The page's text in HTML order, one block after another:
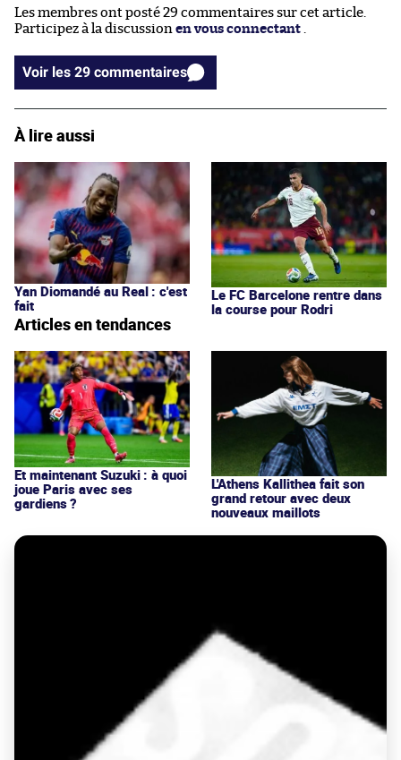
Les membres ont posté 29 commentaires sur cet article.
Participez à la discussion en vous connectant .
Voir les 29 commentaires
À lire aussi
Yan Diomandé au Real : c'est
fait
Le FC Barcelone rentre dans
la course pour Rodri
Articles en tendances
Et maintenant Suzuki : à quoi
joue Paris avec ses
gardiens ?
L'Athens Kallithea fait son
grand retour avec deux
nouveaux maillots